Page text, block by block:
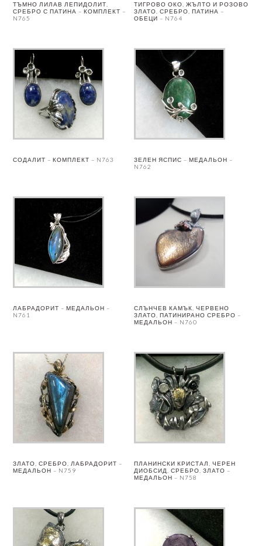
ТЪМНО ЛИЛАВ ЛЕПИДОЛИТ,
СРЕБРО С ПАТИНА – КОМПЛЕКТ –
N765
ТИГРОВО ОКО, ЖЪЛТО И РОЗОВО
ЗЛАТО, СРЕБРО, ПАТИНА –
ОБЕЦИ – N764
СОДАЛИТ – КОМПЛЕКТ – N763
ЗЕЛЕН ЯСПИС – МЕДАЛЬОН –
N762
ЛАБРАДОРИТ – МЕДАЛЬОН –
N761
СЛЪНЧЕВ КАМЪК, ЧЕРВЕНО
ЗЛАТО, ПАТИНИРАНО СРЕБРО –
МЕДАЛЬОН – N760
ЗЛАТО, СРЕБРО, ЛАБРАДОРИТ –
МЕДАЛЬОН – N759
ПЛАНИНСКИ КРИСТАЛ, ЧЕРЕН
ДИОБСИД, СРЕБРО, ЗЛАТО –
МЕДАЛЬОН – N758